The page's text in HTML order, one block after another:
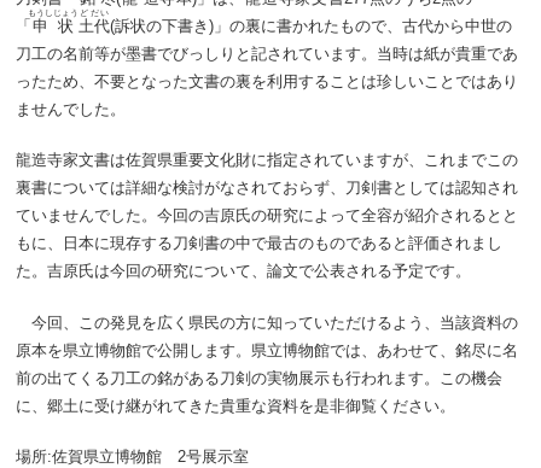
「 申状
もうしじょう
土代
どだい
(訴状の下書き)」の裏に書かれたもので、古代から中世の
刀工の名前等が墨書でびっしりと記されています。当時は紙が貴重であ
ったため、不要となった文書の裏を利用することは珍しいことではあり
ませんでした。
龍造寺家文書は佐賀県重要文化財に指定されていますが、これまでこの
裏書については詳細な検討がなされておらず、刀剣書としては認知され
ていませんでした。今回の吉原氏の研究によって全容が紹介されるとと
もに、日本に現存する刀剣書の中で最古のものであると評価されまし
た。吉原氏は今回の研究について、論文で公表される予定です。
今回、この発見を広く県民の方に知っていただけるよう、当該資料の
原本を県立博物館で公開します。県立博物館では、あわせて、銘尽に名
前の出てくる刀工の銘がある刀剣の実物展示も行われます。この機会
に、郷土に受け継がれてきた貴重な資料を是非御覧ください。
場所:佐賀県立博物館 2号展示室